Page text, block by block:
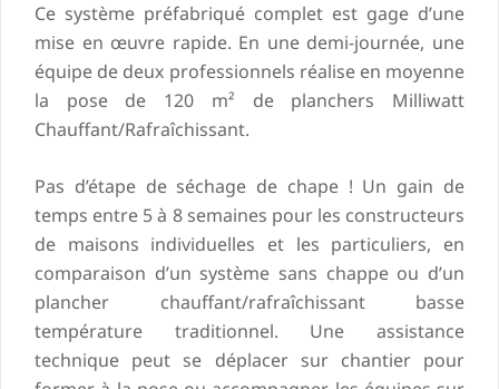
Ce système préfabriqué complet est gage d’une
mise en œuvre rapide. En une demi-journée, une
équipe de deux professionnels réalise en moyenne
la pose de 120 m² de planchers Milliwatt
Chauffant/Rafraîchissant.
Pas d’étape de séchage de chape ! Un gain de
temps entre 5 à 8 semaines pour les constructeurs
de maisons individuelles et les particuliers, en
comparaison d’un système sans chappe ou d’un
plancher chauffant/rafraîchissant basse
température traditionnel. Une assistance
technique peut se déplacer sur chantier pour